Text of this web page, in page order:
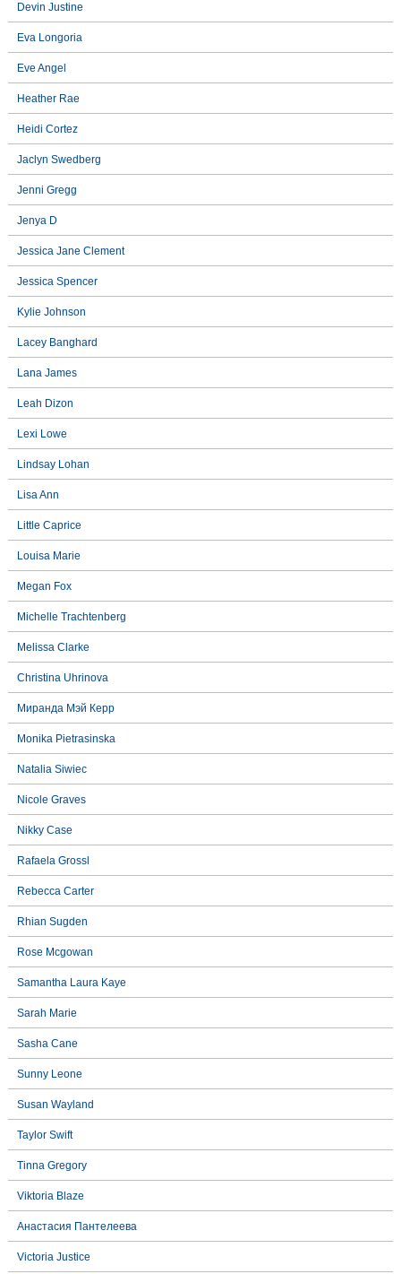
Devin Justine
Eva Longoria
Eve Angel
Heather Rae
Heidi Cortez
Jaclyn Swedberg
Jenni Gregg
Jenya D
Jessica Jane Clement
Jessica Spencer
Kylie Johnson
Lacey Banghard
Lana James
Leah Dizon
Lexi Lowe
Lindsay Lohan
Lisa Ann
Little Caprice
Louisa Marie
Megan Fox
Michelle Trachtenberg
Melissa Clarke
Christina Uhrinova
Миранда Мэй Керр
Monika Pietrasinska
Natalia Siwiec
Nicole Graves
Nikky Case
Rafaela Grossl
Rebecca Carter
Rhian Sugden
Rose Mcgowan
Samantha Laura Kaye
Sarah Marie
Sasha Cane
Sunny Leone
Susan Wayland
Taylor Swift
Tinna Gregory
Viktoria Blaze
Анастасия Пантелеева
Victoria Justice